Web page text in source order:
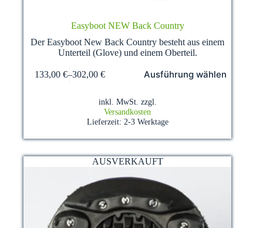
Easyboot NEW Back Country
Der Easyboot New Back Country besteht aus einem
Unterteil (Glove) und einem Oberteil.
133,00 €–302,00 € Ausführung wählen
Produkt
Optionen
inkl. MwSt. zzgl.
Versandkosten
Lieferzeit: 2-3 Werktage
AUSVERKAUFT